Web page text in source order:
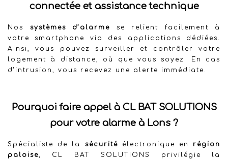
connectée et assistance technique
Nos systèmes d’alarme se relient facilement à
votre smartphone via des applications dédiées.
Ainsi, vous pouvez surveiller et contrôler votre
logement à distance, où que vous soyez. En cas
d’intrusion, vous recevez une alerte immédiate.
Pourquoi faire appel à CL BAT SOLUTIONS
pour votre alarme à Lons ?
Spécialiste de la sécurité électronique en région
paloise , CL BAT SOLUTIONS privilégie la